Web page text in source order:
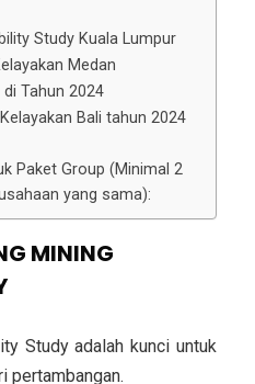
Study Kuala Lumpur
Medan
Tahun 2024
Bali tahun 2024
Paket Group (Minimal 2
yang sama):
MINING
Study adalah kunci untuk
pertambangan.